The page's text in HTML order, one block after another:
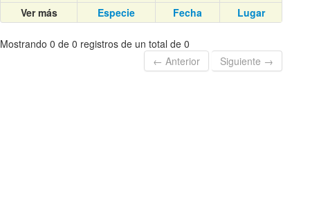
Ver más
Especie Fecha Lugar
Mostrando 0 de 0 registros de un total de 0
← Anterior
Siguiente →